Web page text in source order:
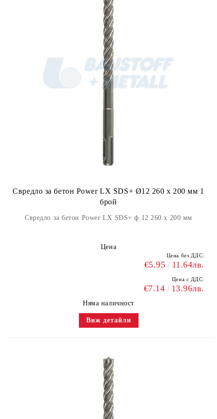
Свредло за бетон Power LX SDS+ Ø12 260 x 200 мм 1
брой
Свредло за бетон Power LX SDS+ ф 12 260 x 200 мм
Цена
Цена без ДДС:
€5.95 11.64лв.
Цена с ДДС:
€7.14 13.96лв.
Няма наличност
Виж детайли